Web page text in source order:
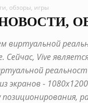
обзоры, игры
НОВОСТИ,
виртуальной
Сейчас, Vive
экранов -